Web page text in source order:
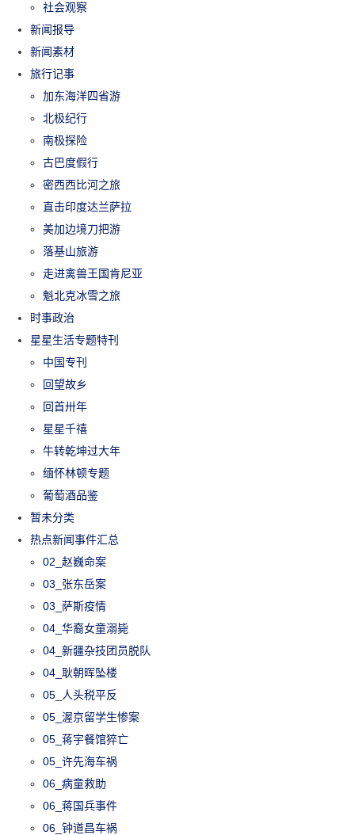
社会观察
新闻报导
新闻素材
旅行记事
加东海洋四省游
北极纪行
南极探险
古巴度假行
密西西比河之旅
直击印度达兰萨拉
美加边境刀把游
落基山旅游
走进禽兽王国肯尼亚
魁北克冰雪之旅
时事政治
星星生活专题特刊
中国专刊
回望故乡
回首卅年
星星千禧
牛转乾坤过大年
缅怀林顿专题
葡萄酒品鉴
暂未分类
热点新闻事件汇总
02_赵巍命案
03_张东岳案
03_萨斯疫情
04_华裔女童溺毙
04_新疆杂技团员脱队
04_耿朝晖坠楼
05_人头税平反
05_渥京留学生惨案
05_蒋宇餐馆猝亡
05_许先海车祸
06_病童救助
06_蒋国兵事件
06_钟道昌车祸